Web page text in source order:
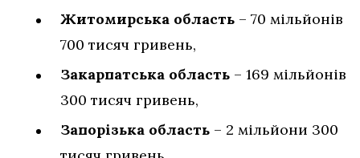
Житомирська область – 70 мільйонів
700 тисяч гривень,
Закарпатська область – 169 мільйонів
300 тисяч гривень,
Запорізька область – 2 мільйони 300